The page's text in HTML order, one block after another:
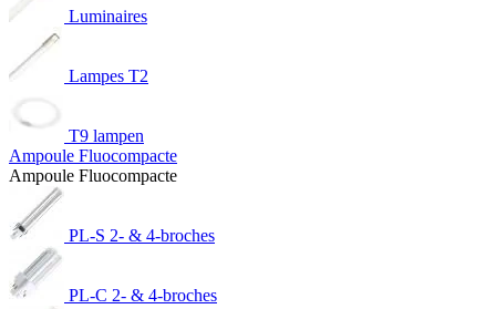
Luminaires
Lampes T2
T9 lampen
Ampoule Fluocompacte
Ampoule Fluocompacte
PL-S 2- & 4-broches
PL-C 2- & 4-broches